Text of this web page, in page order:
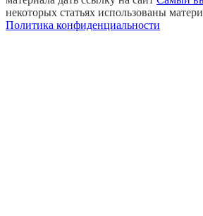
некоторых статьях использованы
Политика конфиденциальности